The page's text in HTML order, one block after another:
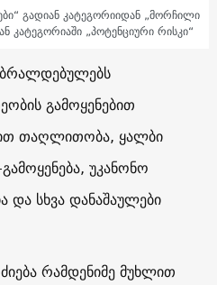
გადიან კატეგორიიდან „მორჩილი
„პოტენციური რისკი“
გამოყენებით
თაღლითობა, ყალბი
უკანონო
და სხვა დანაშაულები
რამდენიმე მუხლით